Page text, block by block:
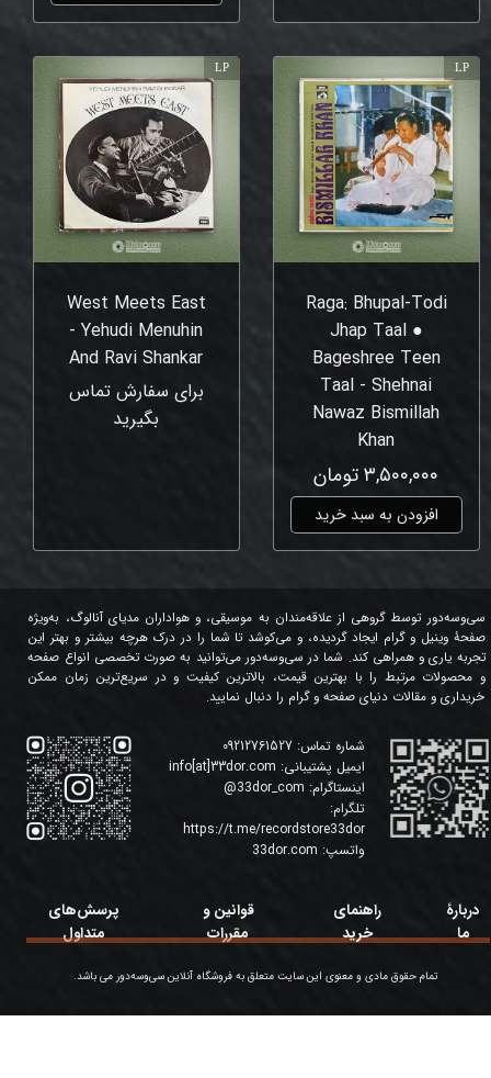
Raga: Bhupal-Todi
Jhap Taal ●
Bageshree Teen
Taal - Shehnai
Nawaz Bismillah
Khan
۳,۵۰۰,۰۰۰ تومان
افزودن به سبد خرید
LP
West Meets East
- Yehudi Menuhin
And Ravi Shankar
برای سفارش تماس
بگیرید
LP
شماره تماس:
ایمیل پشتیبانی: info[at]33dor.com
اینستاگرام: 33dor_com
@
تلگرام:
https://t.me/recordstore33dor
واتسپ: 33dor.com
سی‌وسه‌دور توسط گروهی از علاقه‌مندان به موسیقی، و هواداران مدیای آنالوگ، به‌ویژه
صفحۀ وینیل و گرام ایجاد گردیده، و می‌کوشد تا شما را در درک هرچه بیشتر و بهتر این
تجربه یاری و همراهی کند. شما در سی‌وسه‌دور می‌توانید به صورت تخصصی انواع صفحه
و محصولات مرتبط را با بهترین قیمت، بالاترین کیفیت و در سریع‌ترین زمان ممکن
خریداری و مقالات دنیای صفحه و گرام را دنبال نمایید.
تمام حقوق مادی و معنوی این سایت متعلق به فروشگاه آنلاین سی‌وسه‌دور می باشد.
دربارۀ
ما
قوانین و
مقررات
پرسش‌های
متداول
راهنمای
خرید